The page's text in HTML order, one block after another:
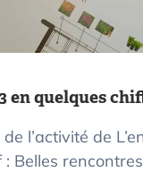
en quelques
l’activité de
Belles